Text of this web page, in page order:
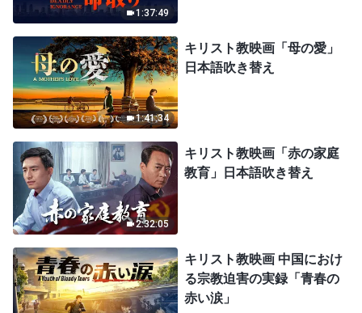
1:37:49
1:41:34
キリスト教映画「母の愛」
日本語吹き替え
2:32:05
キリスト教映画「赤の家庭
教育」日本語吹き替え
キリスト教映画 中国におけ
る宗教迫害の実録「青春の
赤い涙」